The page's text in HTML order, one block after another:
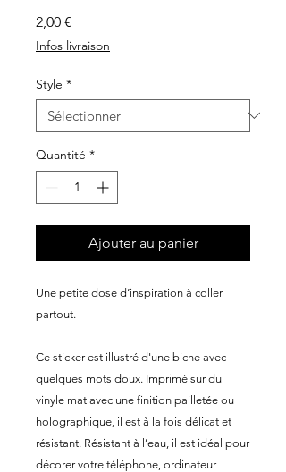
2,00 €
Infos livraison
Style *
Quantité *
Ajouter au panier
Une petite dose d’inspiration à coller
partout.
Ce sticker est illustré d'une biche avec
quelques mots doux. Imprimé sur du
vinyle mat avec une finition pailletée ou
holographique, il est à la fois délicat et
résistant. Résistant à l’eau, il est idéal pour
décorer votre téléphone, ordinateur